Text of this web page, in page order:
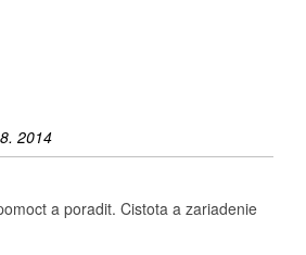
2014
a poradit. Cistota a zariadenie